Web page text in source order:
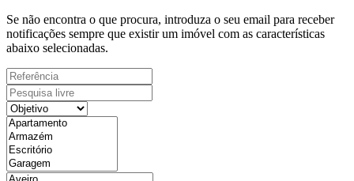
Se não encontra o que procura, introduza o seu email para receber
notificações sempre que existir um imóvel com as características
abaixo selecionadas.